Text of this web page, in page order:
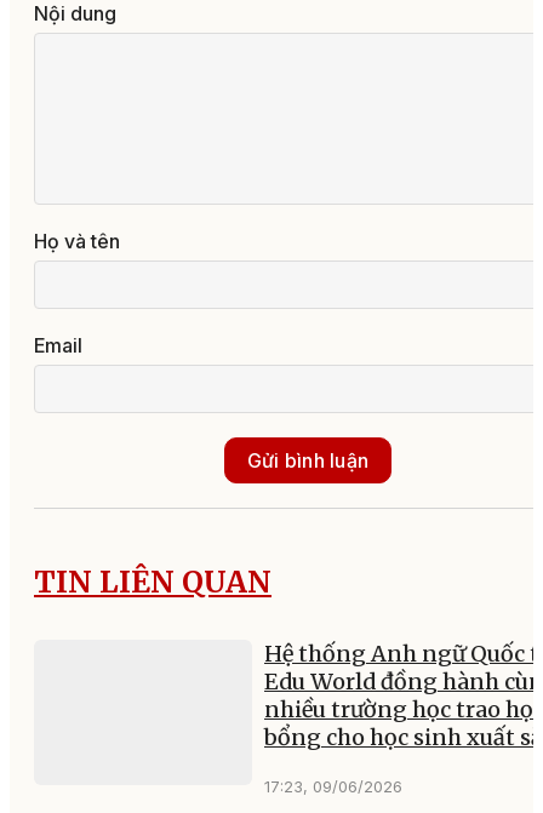
Nội dung
Họ và tên
Email
Gửi bình luận
TIN LIÊN QUAN
Hệ thống Anh ngữ Quốc
Edu World đồng hành
nhiều trường học trao học
bổng cho học sinh xuất
17:23, 09/06/2026